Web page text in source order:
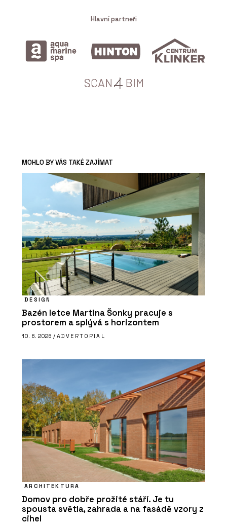
Hlavní partneři
MOHLO BY VÁS TAKÉ ZAJÍMAT
DESIGN
Bazén letce Martina Šonky pracuje s
prostorem a splývá s horizontem
10. 6. 2026 / ADVERTORIAL
ARCHITEKTURA
Domov pro dobře prožité stáří. Je tu
spousta světla, zahrada a na fasádě vzory z
cihel